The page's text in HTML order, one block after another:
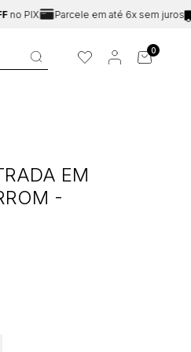
Parcele em até 6x sem juros
0
EM
-